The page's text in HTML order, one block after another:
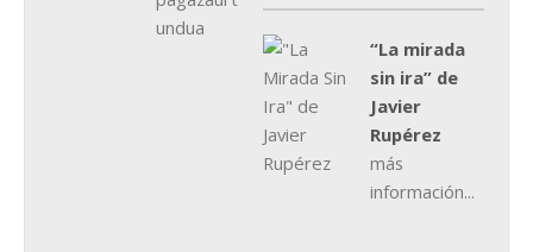
“La mirada
sin ira” de
Javier
Rupérez
más
información...